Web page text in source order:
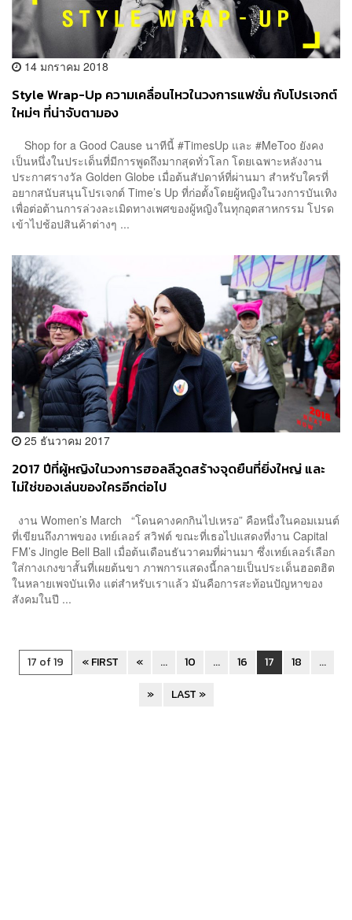
14 มกราคม 2018
Style Wrap-Up ความเคลื่อนไหวในวงการแฟชั่น กับโปรเจกต์
ใหม่ๆ ที่น่าจับตามอง
Shop for a Good Cause นาทีนี้ #TimesUp และ #MeToo ยังคง
เป็นหนึ่งในประเด็นที่มีการพูดถึงมากสุดทั่วโลก โดยเฉพาะหลังงาน
ประกาศรางวัล Golden Globe เมื่อต้นสัปดาห์ที่ผ่านมา สำหรับใครที่
อยากสนับสนุนโปรเจกต์ Time’s Up ที่ก่อตั้งโดยผู้หญิงในวงการบันเทิง
เพื่อต่อต้านการล่วงละเมิดทางเพศของผู้หญิงในทุกอุตสาหกรรม โปรด
เข้าไปช้อปสินค้าต่างๆ ...
25 ธันวาคม 2017
2017 ปีที่ผู้หญิงในวงการฮอลลีวูดสร้างจุดยืนที่ยิ่งใหญ่ และ
ไม่ใช่ของเล่นของใครอีกต่อไป
งาน Women’s March “โดนคางคกกินไปเหรอ” คือหนึ่งในคอมเมนต์
ที่เขียนถึงภาพของ เทย์เลอร์ สวิฟต์ ขณะที่เธอไปแสดงที่งาน Capital
FM’s Jingle Bell Ball เมื่อต้นเดือนธันวาคมที่ผ่านมา ซึ่งเทย์เลอร์เลือก
ใส่กางเกงขาสั้นที่เผยต้นขา ภาพการแสดงนี้กลายเป็นประเด็นฮอตฮิต
ในหลายเพจบันเทิง แต่สำหรับเราแล้ว มันคือการสะท้อนปัญหาของ
สังคมในปี ...
17 of 19 « FIRST « ... 10 ... 16 17 18
...
»
LAST »